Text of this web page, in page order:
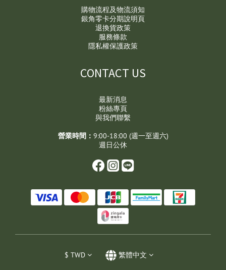
購物流程及物流須知
銀角零卡分期說明頁
退換貨政策
服務條款
隱私權保護政策
CONTACT US
最新消息
粉絲專頁
與我們聯繫
營業時間： 9:00-18:00 (週一至週六)
週日公休
$ TWD 繁體中文